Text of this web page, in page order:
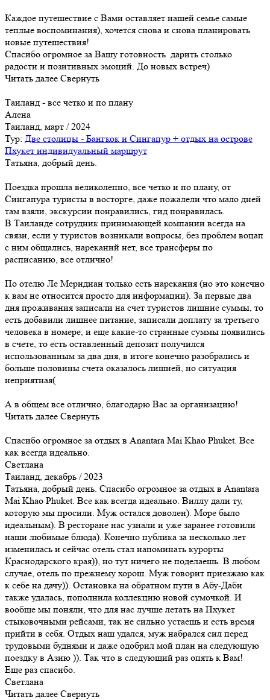
Каждое путешествие с Вами оставляет нашей семье самые
теплые воспоминания), хочется снова и снова планировать
новые путешествия!
Спасибо огромное за Вашу готовность дарить столько
радости и позитивных эмоций. До новых встреч)
Читать далее Свернуть
Таиланд - все четко и по плану
Алена
Таиланд, март / 2024
Тур: Две столицы - Бангкок и Сингапур + отдых на острове
Пхукет индивидуальный маршрут
Татьяна, добрый день.
Поездка прошла великолепно, все четко и по плану, от
Сингапура туристы в восторге, даже пожалели что мало дней
там взяли, экскурсии понравились, гид понравилась.
В Таиланде сотрудник принимающей компании всегда на
связи, если у туристов возникали вопросы, без проблем воцап
с ним общались, нареканий нет, все трансферы по
расписанию, все отлично!
По отелю Ле Меридиан только есть нарекания (но это конечно
к вам не относится просто для информации). За первые два
дня проживания записали на счет туристов лишние суммы, то
есть добавили лишнее питание, записали доплату за третьего
человека в номере, и еще какие-то странные суммы появились
в счете, то есть оставленный депозит получился
использованным за два дня, в итоге конечно разобрались и
больше половины счета оказалось лишней, но ситуация
неприятная(
А в общем все отлично, благодарю Вас за организацию!
Читать далее Свернуть
Спасибо огромное за отдых в Anantara Mai Khao Phuket. Все
как всегда идеально.
Светлана
Таиланд, декабрь / 2023
Татьяна, добрый день. Спасибо огромное за отдых в Anantara
Mai Khao Phuket. Все как всегда идеально. Виллу дали ту,
которую мы просили. Муж остался доволен). Море было
идеальным). В ресторане нас узнали и уже заранее готовили
наши любимые блюда). Конечно публика за несколько лет
изменилась и сейчас отель стал напоминать курорты
Краснодарского края)), но тут ничего не поделаешь. В любом
случае, отель по прежнему хорош. Муж говорит приезжаю как
к себе на дачу)). Остановка на обратном пути в Абу-Даби
также удалась, пополнила коллекцию новой сумочкой. И
вообще мы поняли, что для нас лучше летать на Пхукет
стыковочными рейсами, так не сильно устаешь и есть время
прийти в себя. Отдых наш удался, муж набрался сил перед
трудовыми буднями и даже одобрил мой план на следующую
поездку в Азию )). Так что в следующий раз опять к Вам!
Еще раз спасибо.
Светлана
Читать далее Свернуть